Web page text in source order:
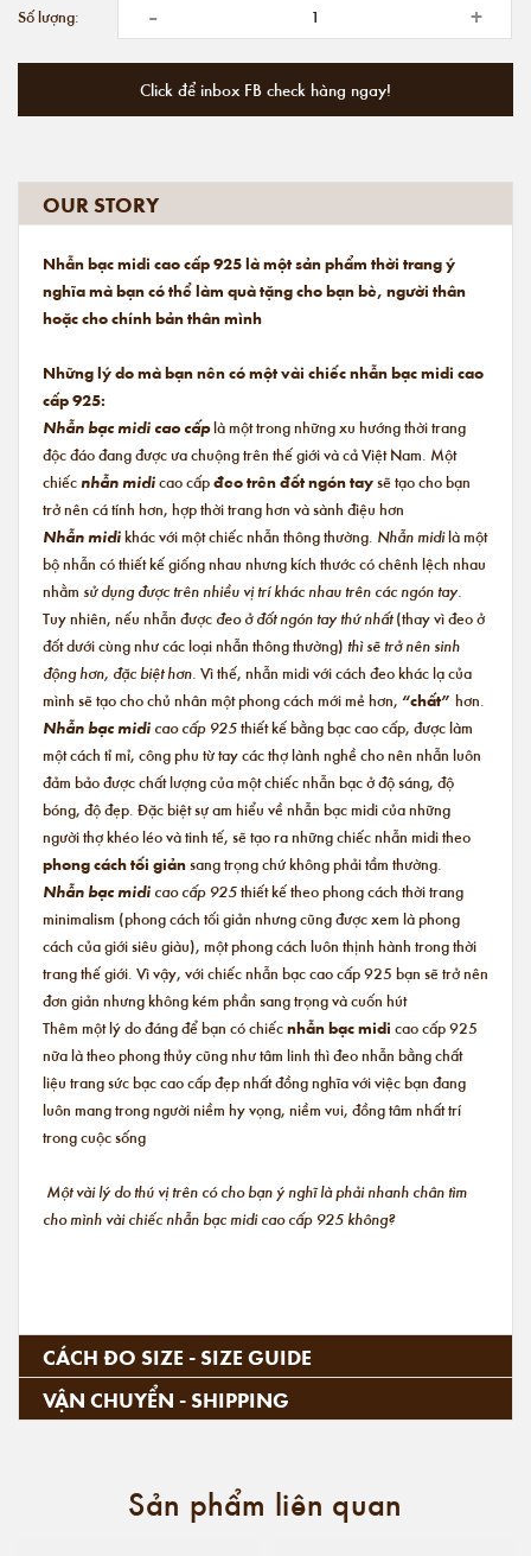
Số lượng: - +
Click để inbox FB check hàng ngay!
OUR STORY
Nhẫn bạc midi cao cấp 925 là một sản phẩm thời trang ý
nghĩa mà bạn có thể làm quà tặng cho bạn bè, người thân
hoặc cho chính bản thân mình
Những lý do mà bạn nên có một vài chiếc nhẫn bạc midi cao
cấp 925:
Nhẫn bạc midi cao cấplà một trong những xu hướng thời trang
độc đáo đang được ưa chuộng trên thế giới và cả Việt Nam. Một
chiếcnhẫn midicao cấpđeo trên đốt ngón taysẽ tạo cho bạn
trở nên cá tính hơn, hợp thời trang hơn và sành điệu hơn
Nhẫn midikhác với một chiếc nhẫn thông thường. Nhẫn midilà một
bộ nhẫn có thiết kế giống nhau nhưng kích thước có chênh lệch nhau
nhằm sử dụng được trên nhiều vị trí khác nhau trên các ngón tay.
Tuy nhiên, nếu nhẫn được đeo ở đốt ngón tay thứ nhất(thay vì đeo ở
đốt dưới cùng như các loại nhẫn thông thường) thì sẽ trở nên sinh
động hơn, đặc biệt hơn. Vì thế, nhẫn midi với cách đeo khác lạ của
mình sẽ tạo cho chủ nhân một phong cách mới mẻ hơn, “chất” hơn.
Nhẫn bạc midi cao cấp 925thiết kế bằng bạc cao cấp, được làm
một cách tỉ mỉ, công phu từ tay các thợ lành nghề cho nên nhẫn luôn
đảm bảo được chất lượng của một chiếc nhẫn bạc ở độ sáng, độ
bóng, độ đẹp. Đặc biệt sự am hiểu về nhẫn bạc midi của những
người thợ khéo léo và tinh tế, sẽ tạo ra những chiếc nhẫn midi theo
phong cách tối giảnsang trọng chứ không phải tầm thường.
Nhẫn bạc midi cao cấp 925thiết kế theo phong cách thời trang
minimalism (phong cách tối giản nhưng cũng được xem là phong
cách của giới siêu giàu), một phong cách luôn thịnh hành trong thời
trang thế giới. Vì vậy, với chiếc nhẫn bạc cao cấp 925 bạn sẽ trở nên
đơn giản nhưng không kém phần sang trọng và cuốn hút
Thêm một lý do đáng để bạn có chiếcnhẫn bạc midi cao cấp 925
nữa là theo phong thủy cũng như tâm linh thì đeo nhẫn bằng chất
liệu trang sức bạc cao cấp đẹp nhất đồng nghĩa với việc bạn đang
luôn mang trong người niềm hy vọng, niềm vui, đồng tâm nhất trí
trong cuộc sống
Một vài lý do thú vị trên có cho bạn ý nghĩ là phải nhanh chân tìm
cho mình vài chiếc nhẫn bạc midi cao cấp 925 không?
CÁCH ĐO SIZE - SIZE GUIDE
VẬN CHUYỂN - SHIPPING
Sản phẩm liên quan